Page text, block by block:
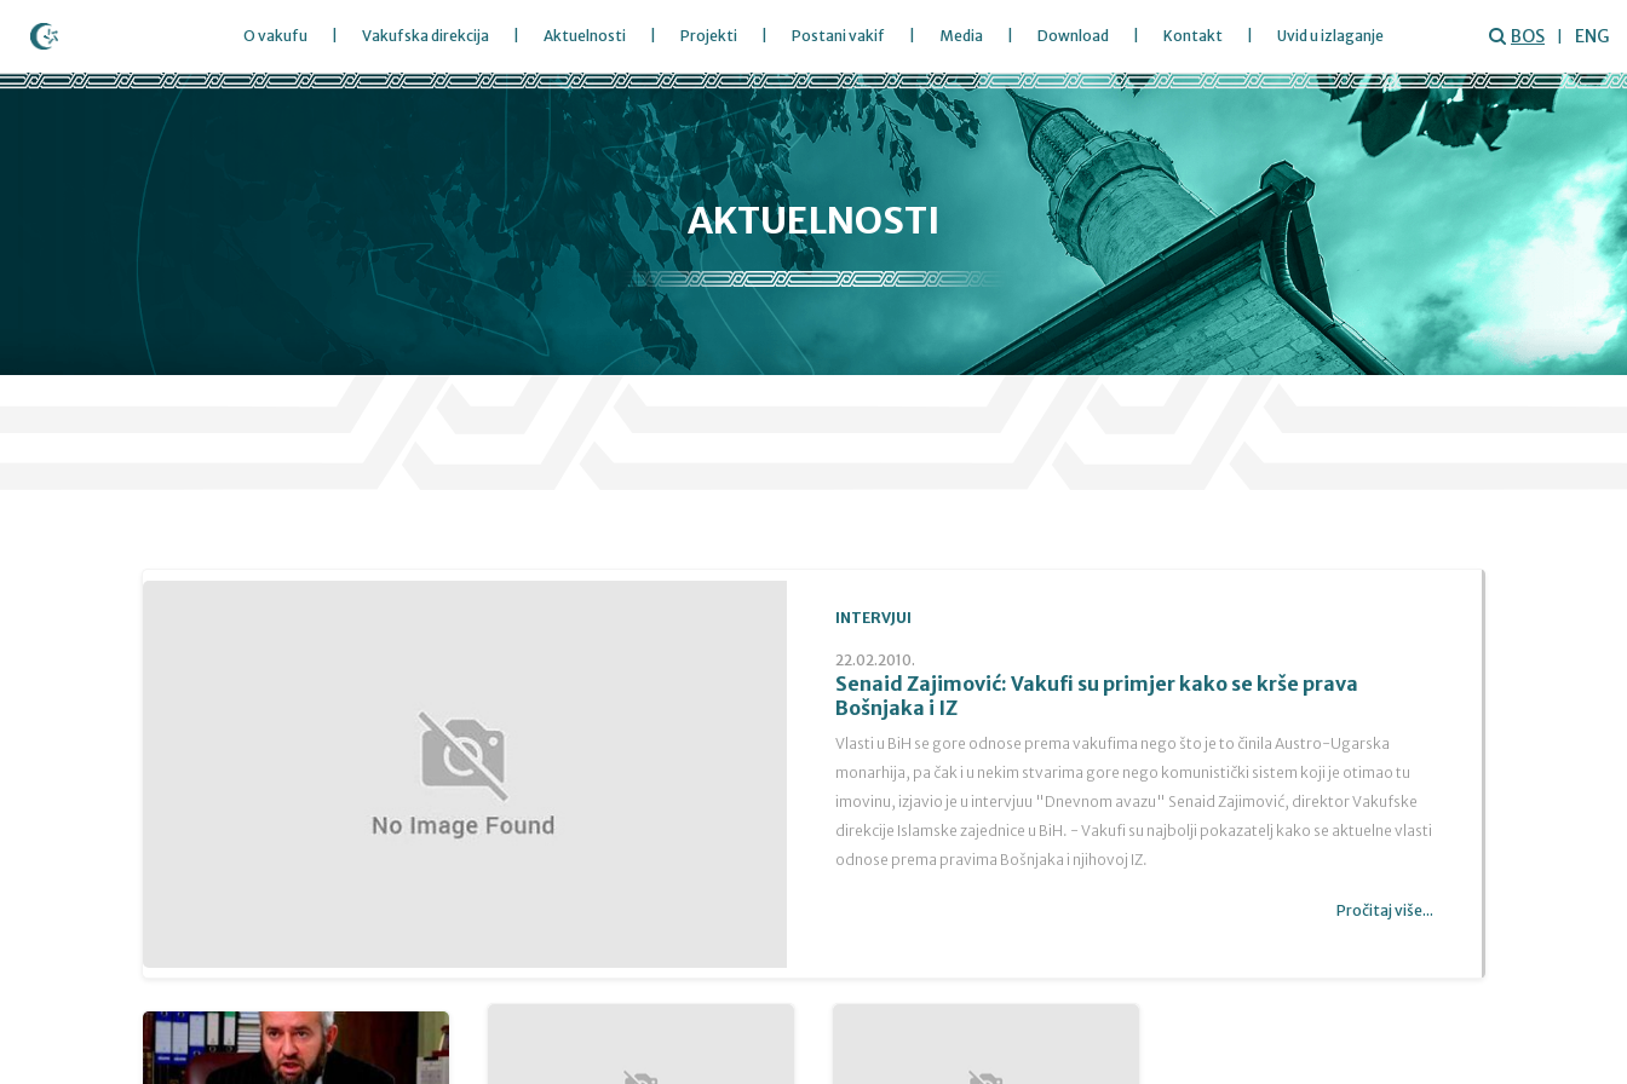
O vakufu Vakufska direkcija Aktuelnosti Projekti Postani vakif Media Download Kontakt Uvid u izlaganje BOS ENG
AKTUELNOSTI
INTERVJUI
22.02.2010.
Senaid Zajimović: Vakufi su primjer kako se krše prava
Bošnjaka i IZ
Vlasti u BiH se gore odnose prema vakufima nego što je to činila Austro-Ugarska
monarhija, pa čak i u nekim stvarima gore nego komunistički sistem koji je otimao tu
imovinu, izjavio je u intervjuu "Dnevnom avazu" Senaid Zajimović, direktor Vakufske
direkcije Islamske zajednice u BiH. - Vakufi su najbolji pokazatelj kako se aktuelne vlasti
odnose prema pravima Bošnjaka i njihovoj IZ.
Pročitaj više...